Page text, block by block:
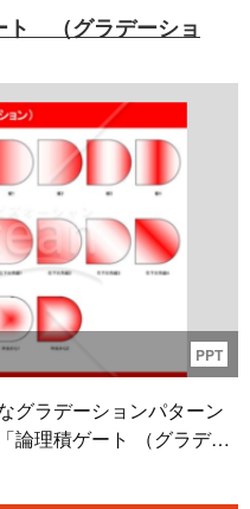
（グラデーショ
PPT
グラデーションパターン
論理積ゲート （グラデー
材です。 本素材は